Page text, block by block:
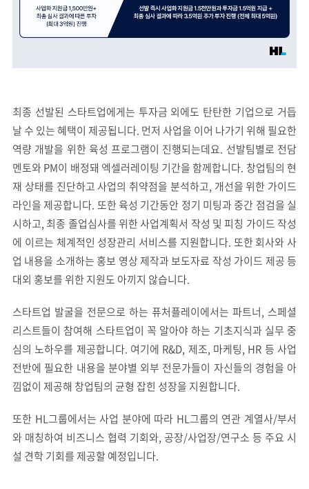
최종 선발된 스타트업에게는 투자금 외에도 탄탄한 기업으로 거듭
날 수 있는 혜택이 제공됩니다. 먼저 사업을 이어 나가기 위해 필요한
역량 개발을 위한 육성 프로그램이 진행되는데요. 선발팀별로 전담
멘토와 PM이 배정돼 엑셀러레이팅 기간을 함께합니다. 창업팀의 현
재 상태를 진단하고 사업의 취약점을 분석하고, 개선을 위한 가이드
라인을 제공합니다. 또한 육성 기간동안 정기 미팅과 중간 점검을 실
시하고, 최종 졸업심사를 위한 사업계획서 작성 및 피칭 가이드 작성
에 이르는 체계적인 성장관리 서비스를 지원합니다. 또한 회사와 사
업 내용을 소개하는 홍보 영상 제작과 보도자료 작성 가이드 제공 등
대외 홍보를 위한 지원도 아끼지 않습니다.
스타트업 발굴을 전문으로 하는 퓨처플레이에서는 파트너, 스페셜
리스트들이 참여해 스타트업이 꼭 알아야 하는 기초지식과 실무 중
심의 노하우를 제공합니다. 여기에 R&D, 제조, 마케팅, HR 등 사업
전반에 필요한 내용을 분야별 외부 전문가들이 자신들의 경험을 아
낌없이 제공해 창업팀의 균형 잡힌 성장을 지원합니다.
또한 HL그룹에서는 사업 분야에 따라 HL그룹의 연관 계열사/부서
와 매칭하여 비즈니스 협력 기회와, 공장/사업장/연구소 등 주요 시
설 견학 기회를 제공할 예정입니다.